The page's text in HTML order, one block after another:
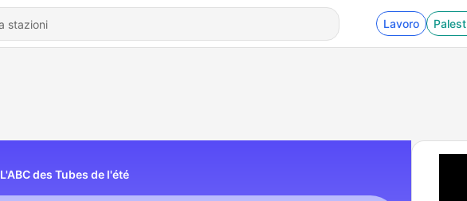
Lavoro
L'ABC des Tubes de l'été